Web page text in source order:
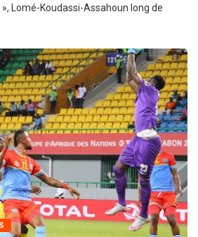
Lomé-Koudassi-Assahoun long de